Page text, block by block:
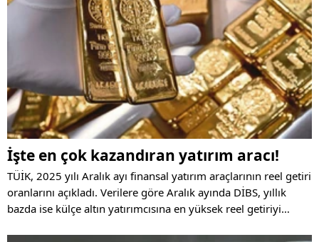
İşte en çok kazandıran yatırım aracı!
TÜİK, 2025 yılı Aralık ayı finansal yatırım araçlarının reel getiri
oranlarını açıkladı. Verilere göre Aralık ayında DİBS, yıllık
bazda ise külçe altın yatırımcısına en yüksek reel getiriyi